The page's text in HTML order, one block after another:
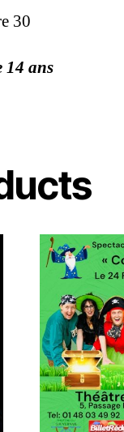
30
14 ans